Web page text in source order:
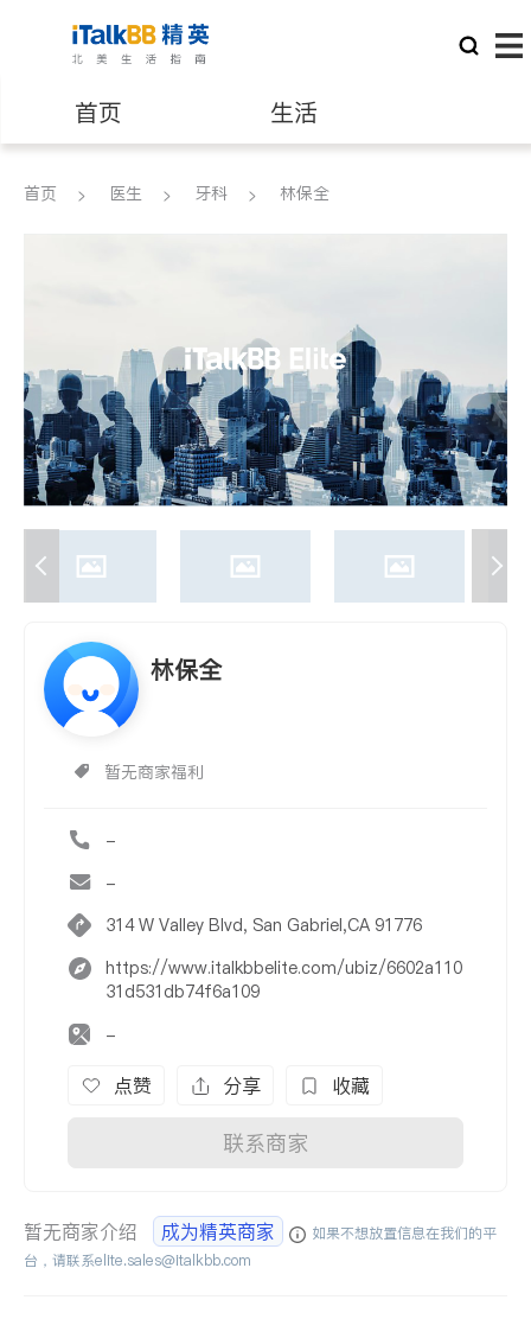
首页 生活
医生 律师
养老 非盈利组织
首页 医生 牙科 林保全
林保全
暂无商家福利
-
-
314 W Valley Blvd, San Gabriel,CA 91776
https://www.italkbbelite.com/ubiz/6602a110
31d531db74f6a109
-
点赞 分享 收藏
联系商家
暂无商家介绍 成为精英商家
如果不想放置信息在我们的平
台，请联系elite.sales@italkbb.com